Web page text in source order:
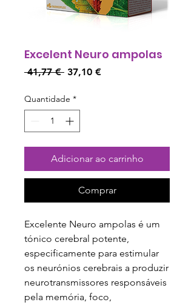
Excelent Neuro ampolas
41,77 € Preço
37,10 €Preço
Quantidade *
Adicionar ao carrinho
Comprar
Excelente Neuro ampolas é um
tónico cerebral potente,
especificamente para estimular
os neurónios cerebrais a produzir
neurotransmissores responsáveis
pela memória, foco,